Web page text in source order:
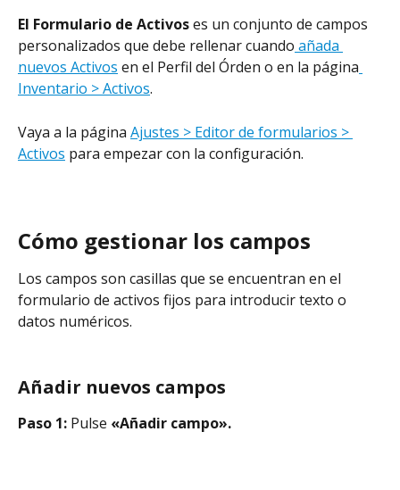
El Formulario de Activos es un conjunto de campos
personalizados que debe rellenar cuando añada
nuevos Activos en el Perfil del Órden o en la página
Inventario > Activos.
Vaya a la página Ajustes > Editor de formularios >
Activos para empezar con la configuración.
Cómo gestionar los campos
Los campos son casillas que se encuentran en el
formulario de activos fijos para introducir texto o
datos numéricos.
Añadir nuevos campos
Paso 1: Pulse «Añadir campo».